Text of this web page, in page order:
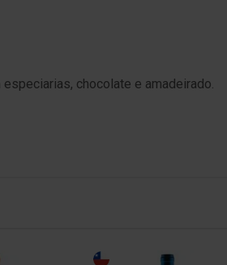
chocolate e amadeirado.